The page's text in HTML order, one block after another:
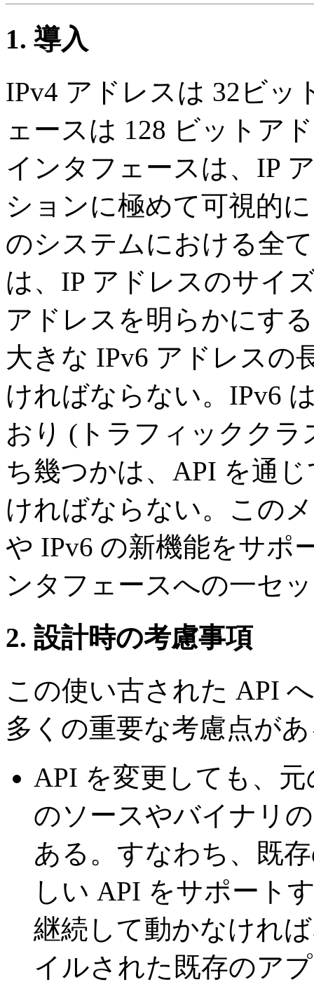
1. 導入
IPv4 アドレスは 32ビッ
ェースは 128 ビットア
インタフェースは、IP
ションに極めて可視的
のシステムにおける全
は、IP アドレスのサイ
アドレスを明らかにす
大きな IPv6 アドレスの
ければならない。IPv6
おり (トラフィックク
ち幾つかは、API を通
ければならない。この
や IPv6 の新機能をサポ
ンタフェースへの一セ
2. 設計時の考慮事項
この使い古された API
多くの重要な考慮点が
API を変更しても、
のソースやバイナリ
ある。すなわち、既
しい API をサポート
継続して動かなけれ
イルされた既存のア